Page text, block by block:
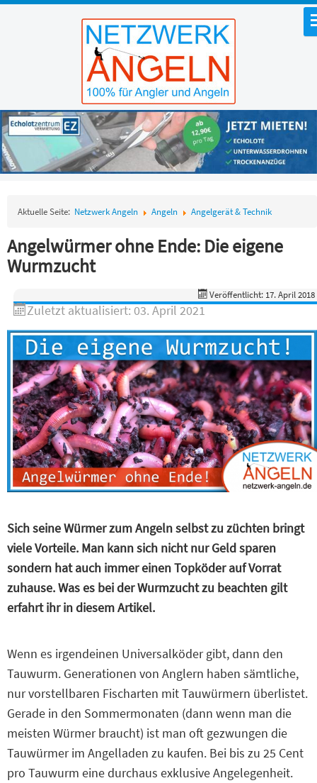
Aktuelle Seite: Netzwerk Angeln Angeln Angelgerät & Technik
Angelwürmer ohne Ende: Die eigene
Wurmzucht
Veröffentlicht: 17. April 2018
Zuletzt aktualisiert: 03. April 2021
Sich seine Würmer zum Angeln selbst zu züchten bringt
viele Vorteile. Man kann sich nicht nur Geld sparen
sondern hat auch immer einen Topköder auf Vorrat
zuhause. Was es bei der Wurmzucht zu beachten gilt
erfahrt ihr in diesem Artikel.
Wenn es irgendeinen Universalköder gibt, dann den
Tauwurm. Generationen von Anglern haben sämtliche,
nur vorstellbaren Fischarten mit Tauwürmern überlistet.
Gerade in den Sommermonaten (dann wenn man die
meisten Würmer braucht) ist man oft gezwungen die
Tauwürmer im Angelladen zu kaufen. Bei bis zu 25 Cent
pro Tauwurm eine durchaus exklusive Angelegenheit.